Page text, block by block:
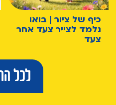
כיף של ציור | בואו
נלמד לצייר צעד אחר
צעד
לכל